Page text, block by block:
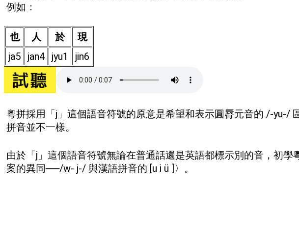
例如：
也 人 於
現
ja5
jan4 jyu1 jin6
粵拼採用「j」這個語音符號的原意是希望和表示圓脣元音的 /-yu-/
拼音並不一樣。
由於「j」這個語音符號無論在普通話還是英語都標示別的音，初
案的異同──/w- j-/ 與漢語拼音的 [u i ü ]〉。